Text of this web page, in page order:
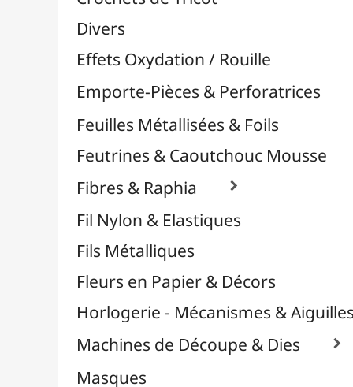
Plantes & Jardin
Plastique Fou
Poncage / Émeri
Quilling / Pliage
Reliure & Cinch
Sable, Strass & Paillettes 
Savons
Serviettes
Sublimation
Tampons et Encreurs 
Washi Tape / Masking Tape
EFCOLOR - Émaux à Froid
Médiums, Vernis & Colles
Modelage / Sculpture
Peintures / Couleurs